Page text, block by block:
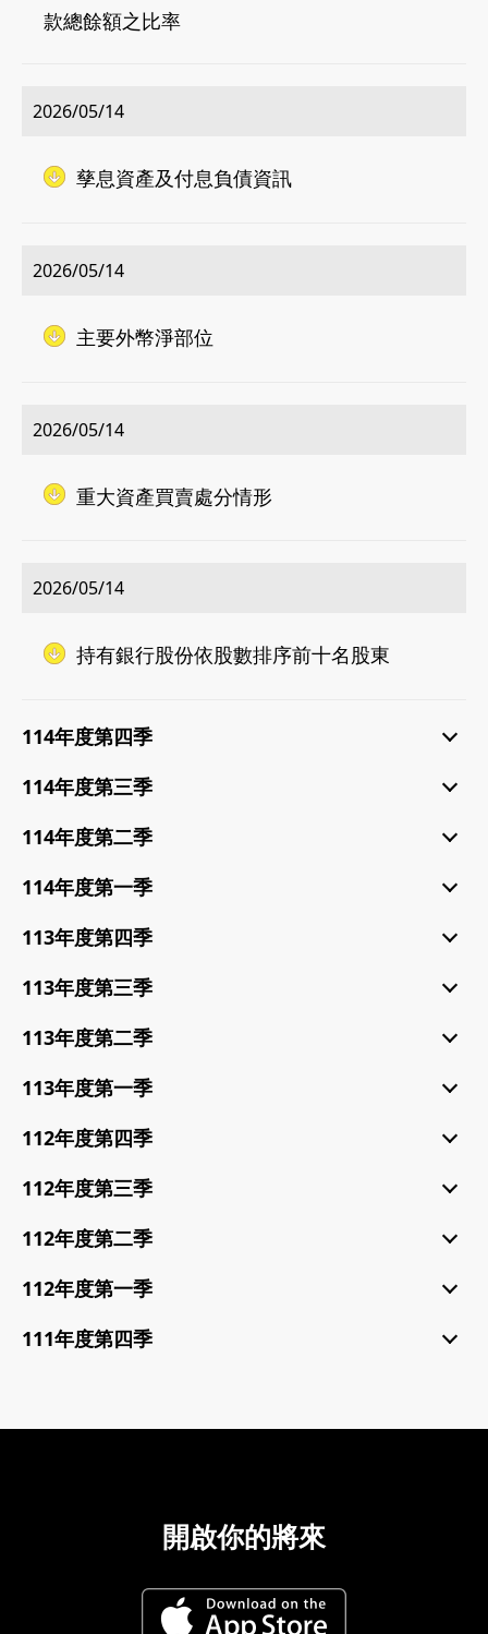
款總餘額之比率
2026/05/14
孳息資產及付息負債資訊
2026/05/14
主要外幣淨部位
2026/05/14
重大資產買賣處分情形
2026/05/14
持有銀行股份依股數排序前十名股東
114年度第四季
114年度第三季
114年度第二季
114年度第一季
113年度第四季
113年度第三季
113年度第二季
113年度第一季
112年度第四季
112年度第三季
112年度第二季
112年度第一季
111年度第四季
02-8979-6600
開啟你的將來